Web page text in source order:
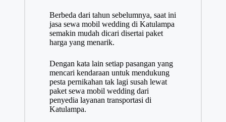
Berbeda dari tahun sebelumnya, saat ini
jasa sewa mobil wedding di Katulampa
semakin mudah dicari disertai paket
harga yang menarik.
Dengan kata lain setiap pasangan yang
mencari kendaraan untuk mendukung
pesta pernikahan tak lagi susah lewat
paket sewa mobil wedding dari
penyedia layanan transportasi di
Katulampa.